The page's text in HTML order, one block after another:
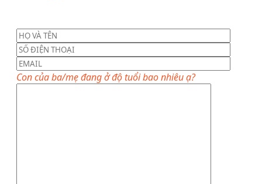
Con của ba/mẹ đang ở độ tuổi bao nhiêu ạ?